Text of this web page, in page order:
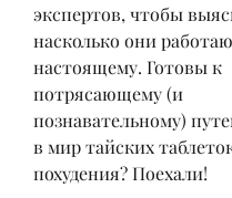
экспертов, чтобы
насколько они
настоящему. Готовы к
потрясающему (и
познавательному)
в мир тайских
похудения? Поехали!